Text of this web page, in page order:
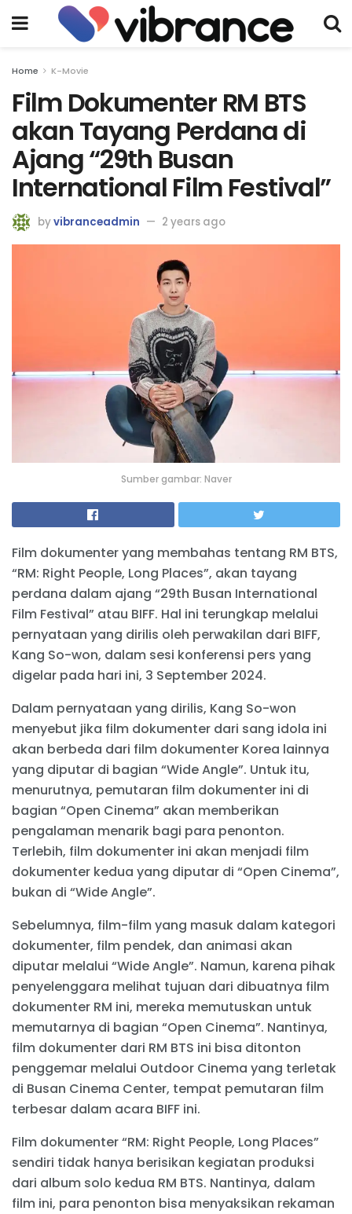
Home K-Movie
Film Dokumenter RM BTS
akan Tayang Perdana di
Ajang “29th Busan
International Film Festival”
byvibranceadmin 2 years ago
Sumber gambar: Naver
Film dokumenter yang membahas tentang RM BTS,
“RM: Right People, Long Places”, akan tayang
perdana dalam ajang “29th Busan International
Film Festival” atau BIFF. Hal ini terungkap melalui
pernyataan yang dirilis oleh perwakilan dari BIFF,
Kang So-won, dalam sesi konferensi pers yang
digelar pada hari ini, 3 September 2024.
Dalam pernyataan yang dirilis, Kang So-won
menyebut jika film dokumenter dari sang idola ini
akan berbeda dari film dokumenter Korea lainnya
yang diputar di bagian “Wide Angle”. Untuk itu,
menurutnya, pemutaran film dokumenter ini di
bagian “Open Cinema” akan memberikan
pengalaman menarik bagi para penonton.
Terlebih, film dokumenter ini akan menjadi film
dokumenter kedua yang diputar di “Open Cinema”,
bukan di “Wide Angle”.
Sebelumnya, film-film yang masuk dalam kategori
dokumenter, film pendek, dan animasi akan
diputar melalui “Wide Angle”. Namun, karena pihak
penyelenggara melihat tujuan dari dibuatnya film
dokumenter RM ini, mereka memutuskan untuk
memutarnya di bagian “Open Cinema”. Nantinya,
film dokumenter dari RM BTS ini bisa ditonton
penggemar melalui Outdoor Cinema yang terletak
di Busan Cinema Center, tempat pemutaran film
terbesar dalam acara BIFF ini.
Film dokumenter “RM: Right People, Long Places”
sendiri tidak hanya berisikan kegiatan produksi
dari album solo kedua RM BTS. Nantinya, dalam
film ini, para penonton bisa menyaksikan rekaman